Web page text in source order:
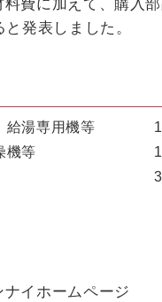
料費に加えて、購入
発表しました。
、給湯専用機等 1～
乾燥機等 1～
ン品 3～67%
イホームページ